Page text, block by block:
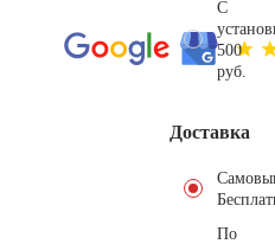
С
500
руб.
Доставка
По